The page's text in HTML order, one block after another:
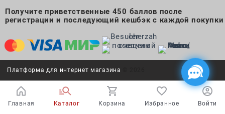
Получите приветственные 450 баллов после
регистрации и последующий кешбэк с каждой покупки
Платформа для интернет магазина
Главная Каталог Корзина Избранное Войти